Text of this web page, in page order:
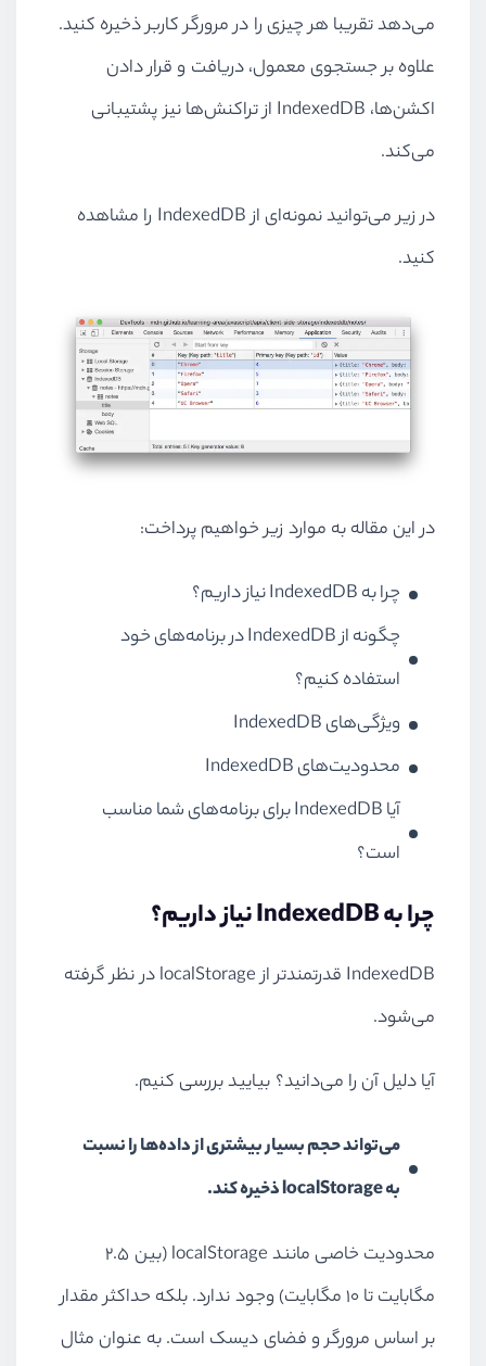
می‌دهد تقریبا هر چیزی را در مرورگر کاربر ذخیره کنید.
علاوه بر جستجوی معمول، دریافت و قرار دادن
اکشن‌ها، IndexedDB از تراکنش‌ها نیز پشتیبانی
می‌کند.
در زیر می‌توانید نمونه‌ای ازIndexedDB را مشاهده
کنید.
در این مقاله به موارد زیر خواهیم پرداخت:
چرا بهIndexedDBنیاز داریم؟
چگونه ازIndexedDBدر برنامه‌های خود
استفاده کنیم؟
ویژگی‌هایIndexedDB
محدودیت‌هایIndexedDB
آیاIndexedDBبرای برنامه‌های شما مناسب
است؟
چرا بهIndexedDBنیاز داریم؟
IndexedDB قدرتمندتر ازlocalStorageدر نظر گرفته
می‌شود.
آیا دلیل آن را می‌دانید؟ بیایید بررسی کنیم.
می‌تواند حجم بسیار بیشتری از داده‌ها را نسبت
بهlocalStorageذخیره کند.
محدودیت خاصی مانندlocalStorage
(بین 2.5
مگابایت تا 10 مگابایت) وجود ندارد. بلکه حداکثر مقدار
بر اساس مرورگر و فضای دیسک است. به عنوان مثال